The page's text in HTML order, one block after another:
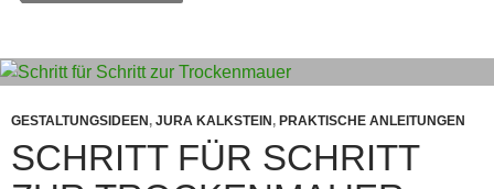
GESTALTUNGSIDEEN, JURA KALKSTEIN, PRAKTISCHE ANLEITUNGEN
SCHRITT FÜR SCHRITT